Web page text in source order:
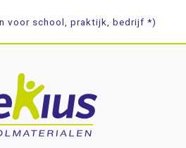
voor school, praktijk, bedrijf *)